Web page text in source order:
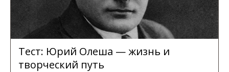
Тест: Юрий Олеша — жизнь и
творческий путь